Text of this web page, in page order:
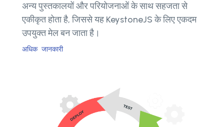
अन्य पुस्तकालयों और परियोजनाओं के साथ सहजता से
एकीकृत होता है, जिससे यह KeystoneJS के लिए एकदम
उपयुक्त मेल बन जाता है।
अधिक जानकारी